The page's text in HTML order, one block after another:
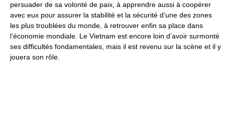
persuader de sa volonté de paix, à apprendre aussi à coopérer
avec eux pour assurer la stabilité et la sécurité d’une des zones
les plus troublées du monde, à retrouver enfin sa place dans
l’économie mondiale. Le Vietnam est encore loin d’avoir surmonté
ses difficultés fondamentales, mais il est revenu sur la scène et il y
jouera son rôle.